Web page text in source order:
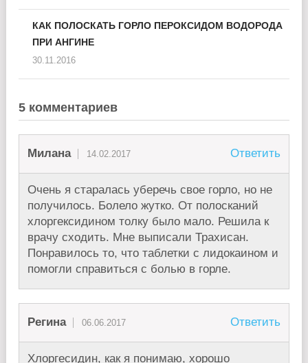
КАК ПОЛОСКАТЬ ГОРЛО ПЕРОКСИДОМ ВОДОРОДА
ПРИ АНГИНЕ
30.11.2016
5 комментариев
Милана 14.02.2017 Ответить
Очень я старалась уберечь свое горло, но не
получилось. Болело жутко. От полосканий
хлоргексидином толку было мало. Решила к
врачу сходить. Мне выписали Трахисан.
Понравилось то, что таблетки с лидокаином и
помогли справиться с болью в горле.
Регина 06.06.2017 Ответить
Хлоргесидин, как я понимаю, хорошо